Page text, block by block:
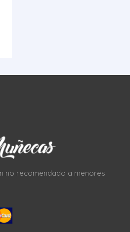
no recomendado a menores